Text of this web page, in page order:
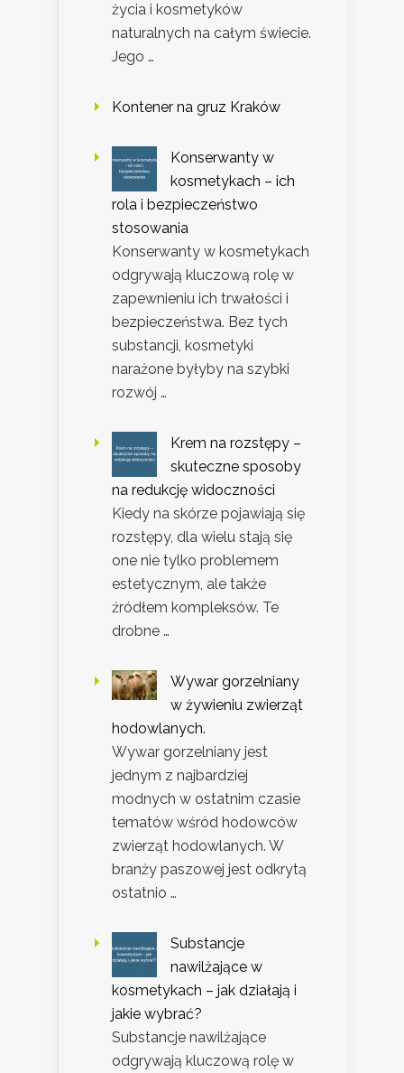
życia i kosmetyków
naturalnych na całym świecie.
Jego …
Kontener na gruz Kraków
Konserwanty w
kosmetykach – ich
rola i bezpieczeństwo
stosowania
Konserwanty w kosmetykach
odgrywają kluczową rolę w
zapewnieniu ich trwałości i
bezpieczeństwa. Bez tych
substancji, kosmetyki
narażone byłyby na szybki
rozwój …
Krem na rozstępy –
skuteczne sposoby
na redukcję widoczności
Kiedy na skórze pojawiają się
rozstępy, dla wielu stają się
one nie tylko problemem
estetycznym, ale także
źródłem kompleksów. Te
drobne …
Wywar gorzelniany
w żywieniu zwierząt
hodowlanych.
Wywar gorzelniany jest
jednym z najbardziej
modnych w ostatnim czasie
tematów wśród hodowców
zwierząt hodowlanych. W
branży paszowej jest odkrytą
ostatnio …
Substancje
nawilżające w
kosmetykach – jak działają i
jakie wybrać?
Substancje nawilżające
odgrywają kluczową rolę w